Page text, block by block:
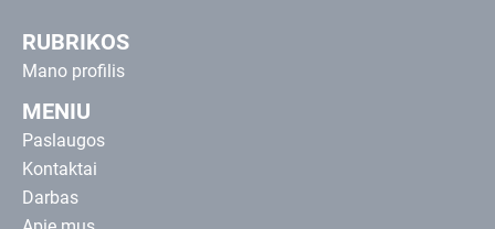
RUBRIKOS
Mano profilis
MENIU
Paslaugos
Kontaktai
Darbas